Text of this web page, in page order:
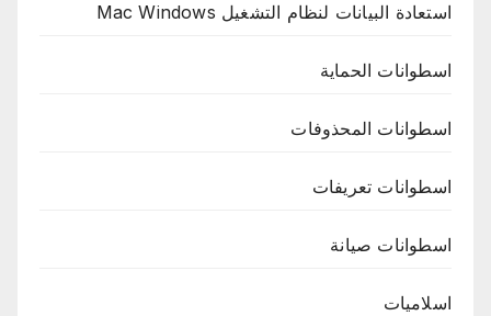
استعادة البيانات لنظام التشغيل Mac Windows
اسطوانات الحماية
اسطوانات المحذوفات
اسطوانات تعريفات
اسطوانات صيانة
اسلاميات